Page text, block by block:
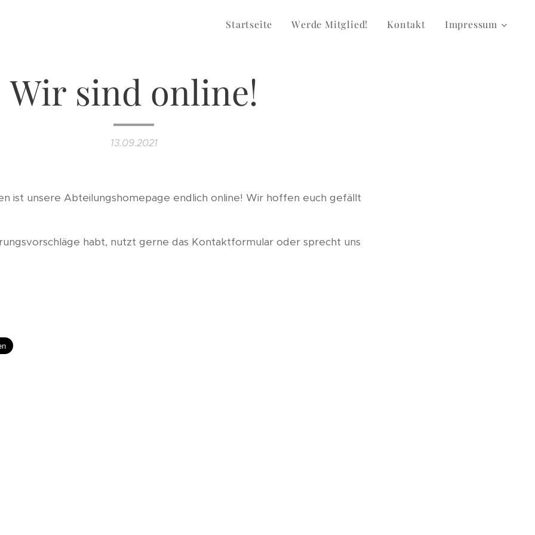
Startseite Werde Mitglied! Kontakt Impressum
Wir sind online!
13.09.2021
ist unsere Abteilungshomepage endlich online! Wir hoffen euch gefällt
habt, nutzt gerne das Kontaktformular oder sprecht uns